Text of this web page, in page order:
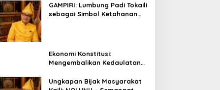
GAMPIRI: Lumbung Padi Tokaili
sebagai Simbol Ketahanan
Ekonomi Konstitusi:
Mengembalikan Kedaulatan
Umat
Ungkapan Bijak Masyarakat